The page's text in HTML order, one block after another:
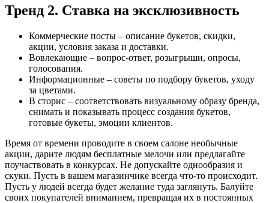
Тренд 2. Ставка на эксклюзивность
Коммерческие посты – описание букетов, скидки,
акции, условия заказа и доставки.
Вовлекающие – вопрос-ответ, розыгрыши, опросы,
голосования.
Информационные – советы по подбору букетов, уходу
за цветами.
В сторис – соответствовать визуальному образу бренда,
снимать и показывать процесс создания букетов,
готовые букеты, эмоции клиентов.
Время от времени проводите в своем салоне необычные
акции, дарите людям бесплатные мелочи или предлагайте
поучаствовать в конкурсах. Не допускайте однообразия и
скуки. Пусть в вашем магазинчике всегда что-то происходит.
Пусть у людей всегда будет желание туда заглянуть. Балуйте
своих покупателей вниманием, превращая их в постоянных